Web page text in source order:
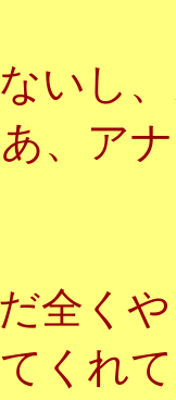
いし
、ア
全く
くれ